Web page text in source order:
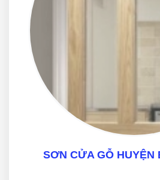
SƠN CỬA GỖ HUYỆN